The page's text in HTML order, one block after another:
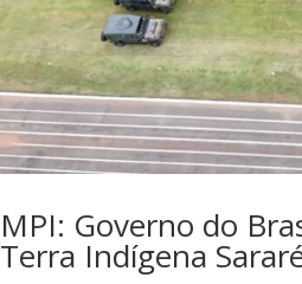
MPI: Governo do
Terra Indígena